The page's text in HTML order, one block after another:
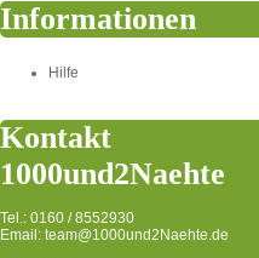
Informationen
Hilfe
Kontakt
1000und2Naehte
Tel.: 0160 / 8552930
Email: team@1000und2Naehte.de